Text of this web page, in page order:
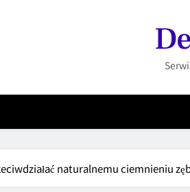
naturalnemu ciemnieniu